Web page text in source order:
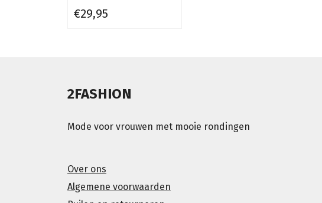
€29,95
2FASHION
Mode voor vrouwen met mooie rondingen
Over ons
Algemene voorwaarden